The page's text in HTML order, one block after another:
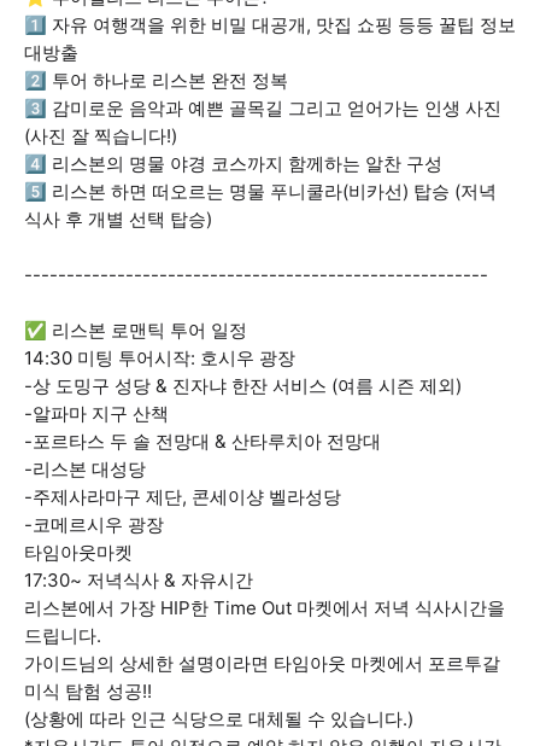
1️⃣ 자유 여행객을 위한 비밀 대공개, 맛집 쇼핑 등등 꿀팁 정보
대방출
2️⃣ 투어 하나로 리스본 완전 정복
3️⃣ 감미로운 음악과 예쁜 골목길 그리고 얻어가는 인생 사진
(사진 잘 찍습니다!)
4️⃣ 리스본의 명물 야경 코스까지 함께하는 알찬 구성
5️⃣ 리스본 하면 떠오르는 명물 푸니쿨라(비카선) 탑승 (저녁
식사 후 개별 선택 탑승)
-------------------------------------------------------
✅ 리스본 로맨틱 투어 일정
14:30 미팅 투어시작: 호시우 광장
-상 도밍구 성당 & 진자냐 한잔 서비스 (여름 시즌 제외)
-알파마 지구 산책
-포르타스 두 솔 전망대 & 산타루치아 전망대
-리스본 대성당
-주제사라마구 제단, 콘세이샹 벨라성당
-코메르시우 광장
타임아웃마켓
17:30~ 저녁식사 & 자유시간
리스본에서 가장 HIP한 Time Out 마켓에서 저녁 식사시간을
드립니다.
가이드님의 상세한 설명이라면 타임아웃 마켓에서 포르투갈
미식 탐험 성공!!
(상황에 따라 인근 식당으로 대체될 수 있습니다.)